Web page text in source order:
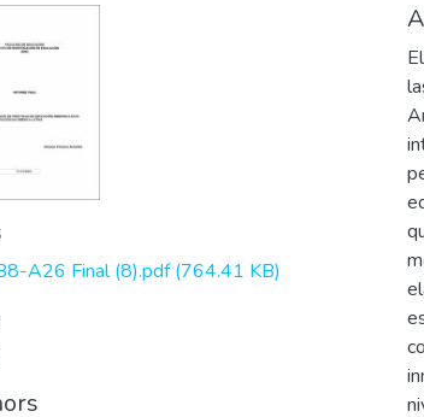
A26 Final (8).pdf(764.41 KB)